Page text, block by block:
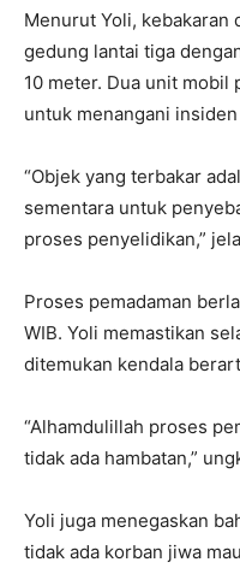
Menurut Yoli, kebakaran
gedung lantai tiga
10 meter. Dua unit mobil
untuk menangani
“Objek yang terbakar
sementara untuk
proses penyelidikan,”
Proses pemadaman
WIB. Yoli memastikan
ditemukan kendala
“Alhamdulillah proses
tidak ada hambatan,”
Yoli juga menegaskan
tidak ada korban jiwa